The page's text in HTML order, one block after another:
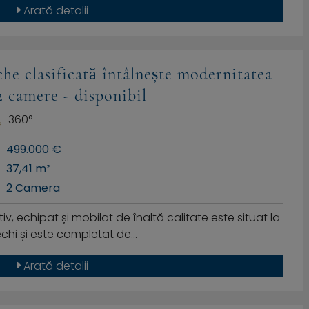
Arată detalii
clasificată întâlnește modernitatea
camere - disponibil
360°
499.000 €
37,41 m²
2 Camera
echipat și mobilat de înaltă calitate este situat la
și este completat de…
Arată detalii